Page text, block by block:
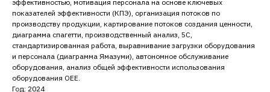
эффективностью, мотивация персонала на основе ключевых
показателей эффективности (КПЭ), организация потоков по
производству продукции, картирование потоков создания ценности,
диаграмма спагетти, производственный анализ, 5С,
стандартизированная работа, выравнивание загрузки оборудования
и персонала (диаграмма Ямазуми), автономное обслуживание
оборудования, анализ общей эффективности использования
оборудования ОЕЕ.
Год: 2024